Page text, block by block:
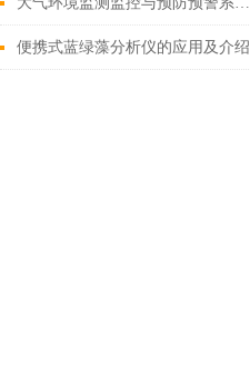
便携式蓝绿藻分析仪的应用及介绍